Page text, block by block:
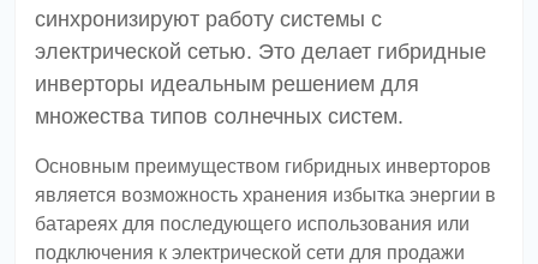
синхронизируют работу системы с
электрической сетью. Это делает гибридные
инверторы идеальным решением для
множества типов солнечных систем.
Основным преимуществом гибридных инверторов
является возможность хранения избытка энергии в
батареях для последующего использования или
подключения к электрической сети для продажи